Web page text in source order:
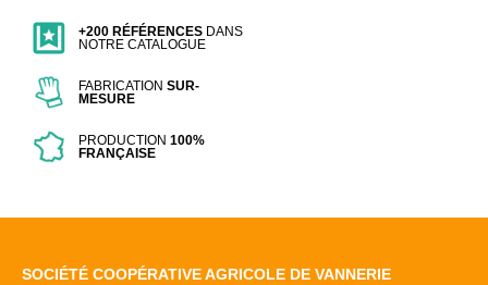
+200 RÉFÉRENCES DANS
NOTRE CATALOGUE
FABRICATIONSUR-
MESURE
PRODUCTION100%
FRANÇAISE
SOCIÉTÉ COOPÉRATIVE AGRICOLE DE VANNERIE